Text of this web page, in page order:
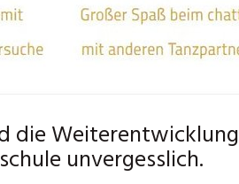
die Weiterentwicklung
unvergesslich.